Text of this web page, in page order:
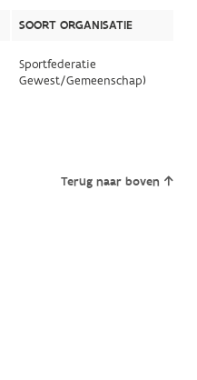
SOORT ORGANISATIE
Sportfederatie
Gewest/Gemeenschap)
Terug naar boven